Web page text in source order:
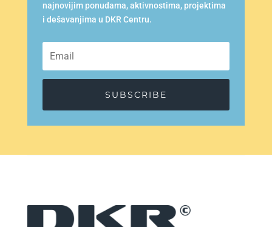
najnovijim ponudama, aktivnostima, projektima
i dešavanjima u DKR Centru.
SUBSCRIBE